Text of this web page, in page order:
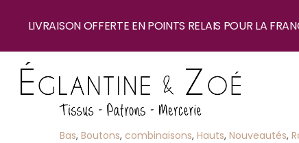
LIVRAISON OFFERTE EN POINTS RELAIS POUR LA
Bas, Boutons, combinaisons, Hauts, Nouveautés,